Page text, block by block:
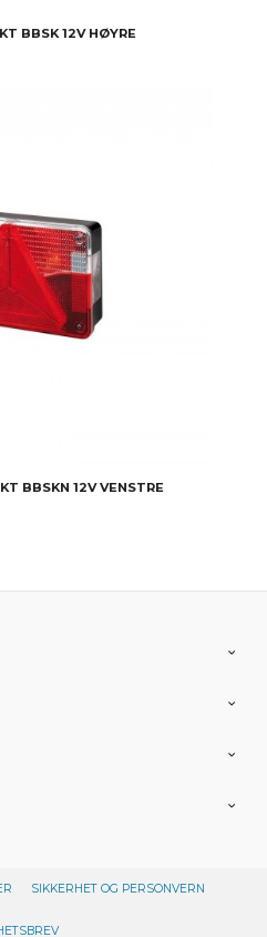
BBSK 12V HØYRE
BBSKN 12V VENSTRE
SIKKERHET OG PERSONVERN